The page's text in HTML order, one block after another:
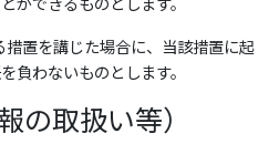
置を講じた場合に、当該措置に起
負わないものとします。
の取扱い等）